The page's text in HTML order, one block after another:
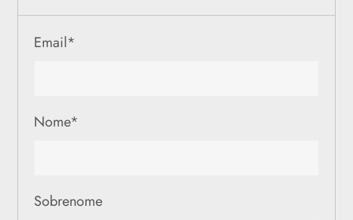
Email*
Nome*
Sobrenome